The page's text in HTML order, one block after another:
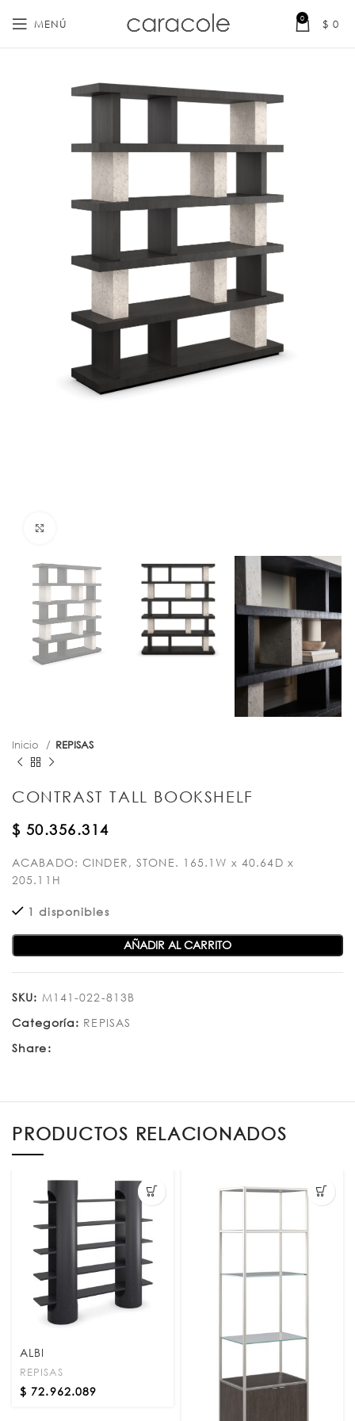
MENÚ 0 $ 0
Inicio REPISAS
CONTRAST TALL BOOKSHELF
$ 50.356.314
ACABADO: CINDER, STONE. 165.1W x 40.64D x
205.11H
1 disponibles
AÑADIR AL CARRITO
SKU: M141-022-813B
Categoría: REPISAS
Share:
PRODUCTOS RELACIONADOS
ALBI
REPISAS
$ 72.962.089